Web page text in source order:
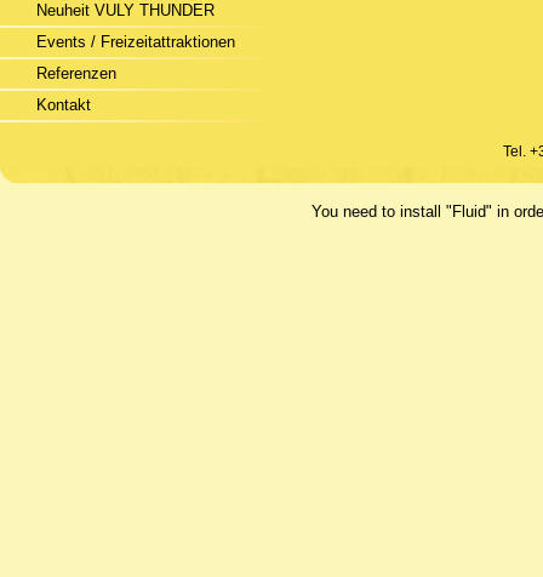
Neuheit VULY THUNDER
Events / Freizeitattraktionen
Referenzen
Kontakt
Tel.
You need to install "Fluid" in